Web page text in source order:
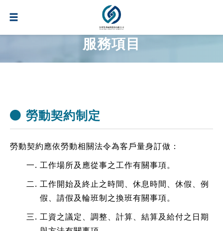
服務項目
勞動契約制定
勞動契約應依勞動相關法令為客戶量身訂做：
工作場所及應從事之工作有關事項。
工作開始及終止之時間、休息時間、休假、例
假、請假及輪班制之換班有關事項。
工資之議定、調整、計算、結算及給付之日期